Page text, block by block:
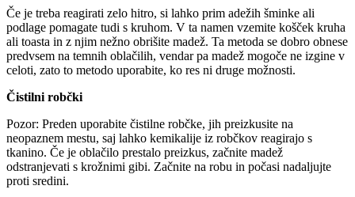
Če je treba reagirati zelo hitro, si lahko prim adežih šminke ali
podlage pomagate tudi s kruhom. V ta namen vzemite košček kruha
ali toasta in z njim nežno obrišite madež. Ta metoda se dobro obnese
predvsem na temnih oblačilih, vendar pa madež mogoče ne izgine v
celoti, zato to metodo uporabite, ko res ni druge možnosti.
Čistilni robčki
Pozor: Preden uporabite čistilne robčke, jih preizkusite na
neopaznem mestu, saj lahko kemikalije iz robčkov reagirajo s
tkanino. Če je oblačilo prestalo preizkus, začnite madež
odstranjevati s krožnimi gibi. Začnite na robu in počasi nadaljujte
proti sredini.